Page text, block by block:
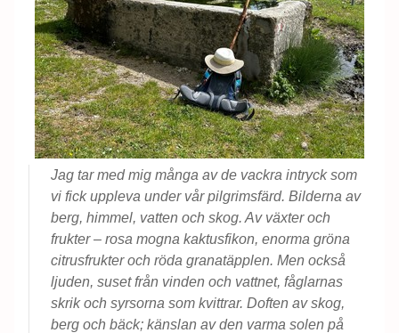
Jag tar med mig många av de vackra intryck som
vi fick uppleva under vår pilgrimsfärd. Bilderna av
berg, himmel, vatten och skog. Av växter och
frukter – rosa mogna kaktusfikon, enorma gröna
citrusfrukter och röda granatäpplen. Men också
ljuden, suset från vinden och vattnet, fåglarnas
skrik och syrsorna som kvittrar. Doften av skog,
berg och bäck; känslan av den varma solen på